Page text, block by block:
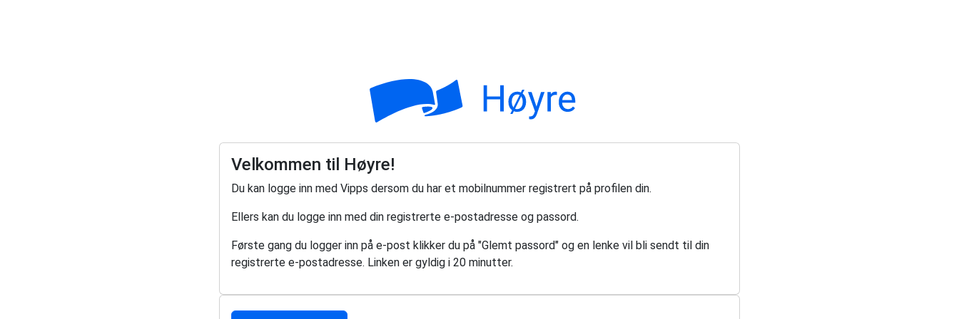
Velkommen til Høyre!
Du kan logge inn med Vipps dersom du har et mobilnummer registrert på profilen din.
Ellers kan du logge inn med din registrerte e-postadresse og passord.
Første gang du logger inn på e-post klikker du på "Glemt passord" og en lenke vil bli sendt til din
registrerte e-postadresse. Linken er gyldig i 20 minutter.